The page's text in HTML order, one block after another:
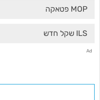
MOP פטאקה
ILS שקל חדש
Ad